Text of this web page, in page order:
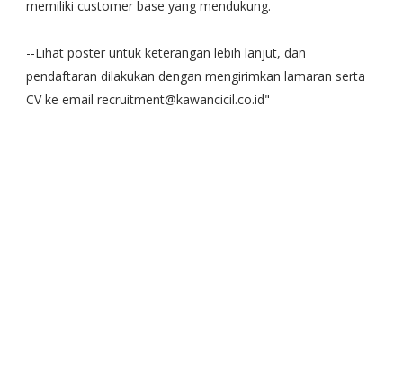
memiliki customer base yang mendukung.
--Lihat poster untuk keterangan lebih lanjut, dan
pendaftaran dilakukan dengan mengirimkan lamaran serta
CV ke email recruitment@kawancicil.co.id"